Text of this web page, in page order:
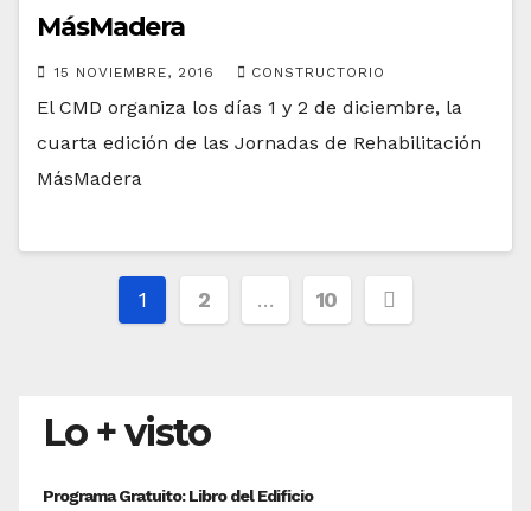
MásMadera
15 NOVIEMBRE, 2016 CONSTRUCTORIO
El CMD organiza los días 1 y 2 de diciembre, la
cuarta edición de las Jornadas de Rehabilitación
MásMadera
Paginación
1 2 … 10
Lo + visto